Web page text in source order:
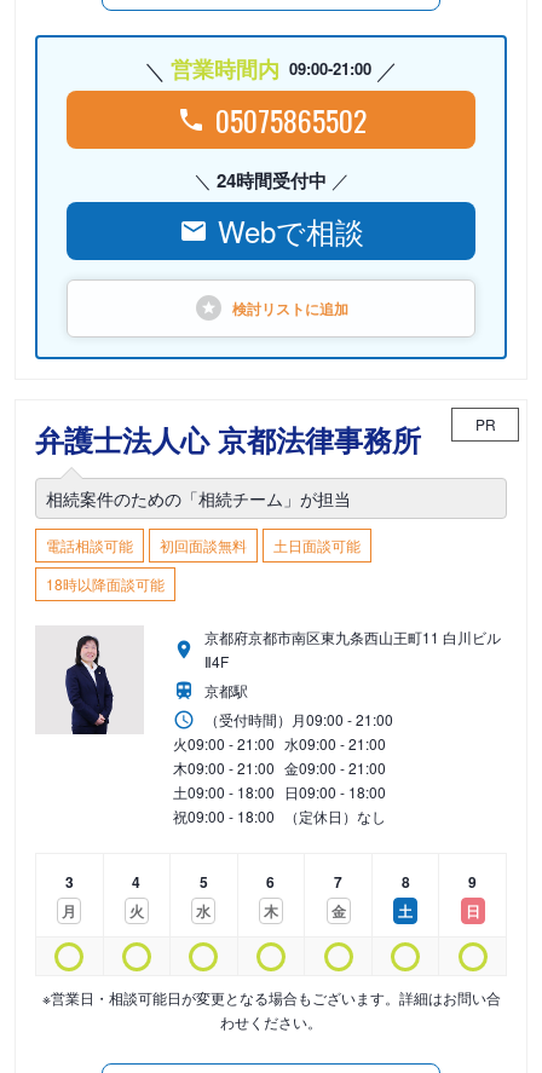
営業時間内 09:00-21:00
05075865502
24時間受付中
Webで相談
検討リストに追加
弁護士法人心 京都法律事務所 PR
相続案件のための「相続チーム」が担当
電話相談可能 初回面談無料
土日面談可能
18時以降面談可能
京都府京都市南区東九条西山王町11 白川ビル
Ⅱ4F
京都駅
（受付時間） 月09:00 - 21:00
火09:00 - 21:00 水09:00 - 21:00
木09:00 - 21:00 金09:00 - 21:00
土09:00 - 18:00 日09:00 - 18:00
祝09:00 - 18:00 （定休日）なし
3
月
4
火
5
水
6
木
7
金
8
土
9
日
※営業日・相談可能日が変更となる場合もございます。詳細はお問い合
わせください。